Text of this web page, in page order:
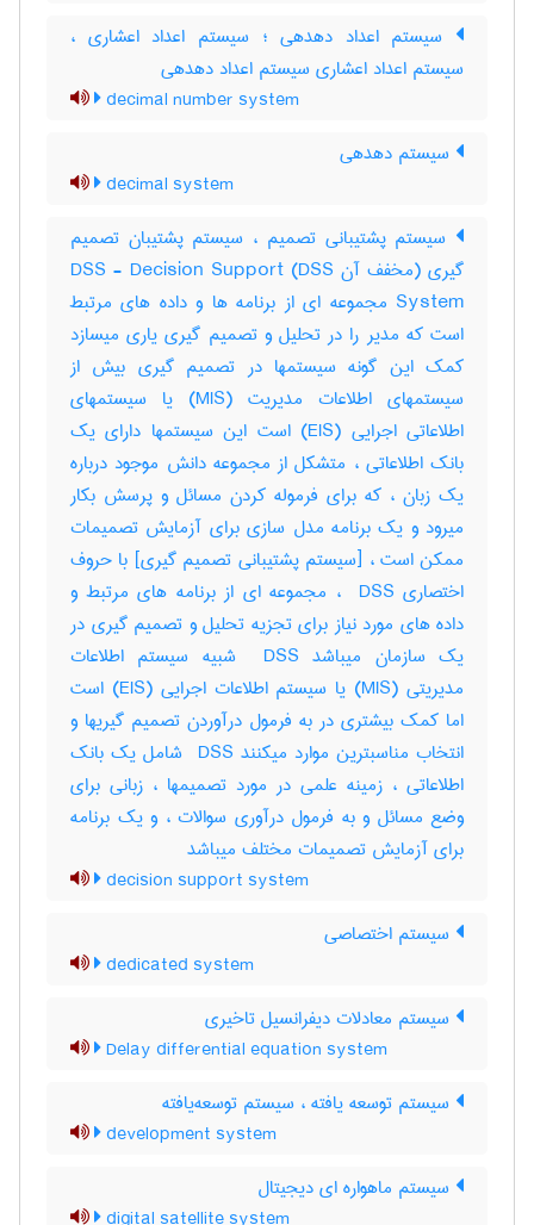
سیستم اعداد دهدهی ؛ سیستم اعداد اعشاری ،
سیستم اعداد اعشاری سیستم اعداد دهدهی
decimal number system
سیستم دهدهی
decimal system
سیستم پشتیبانی تصمیم ، سیستم پشتیبان تصمیم
گیری (مخفف آن DSS) DSS - Decision Support
System مجموعه ای از برنامه ها و داده های مرتبط
است که مدیر را در تحلیل و تصمیم گیری یاری میسازد
کمک این گونه سیستمها در تصمیم گیری بیش از
سیستمهای اطلاعات مدیریت (MIS) یا سیستمهای
اطلاعاتی اجرایی (EIS) است این سیستمها دارای یک
بانک اطلاعاتی ، متشکل از مجموعه دانش موجود درباره
یک زبان ، که برای فرموله کردن مسائل و پرسش بکار
میرود و یک برنامه مدل سازی برای آزمایش تصمیمات
ممکن است ، [سیستم پشتیبانی تصمیم گیری] با حروف
اختصاری ‎ DSS ، مجموعه ای از برنامه های مرتبط و
داده های مورد نیاز برای تجزیه تحلیل و تصمیم گیری در
یک سازمان میباشد ‎ DSS شبیه سیستم اطلاعات
مدیریتی (‎MIS) یا سیستم اطلاعات اجرایی (‎EIS) است
اما کمک بیشتری در به فرمول درآوردن تصمیم گیریها و
انتخاب مناسبترین موارد میکنند ‎ DSS شامل یک بانک
اطلاعاتی ، زمینه علمی در مورد تصمیمها ، زبانی برای
وضع مسائل و به فرمول درآوری سوالات ، و یک برنامه
برای آزمایش تصمیمات مختلف میباشد
decision support system
سیستم اختصاصی
dedicated system
سیستم معادلات دیفرانسیل تاخیری
Delay differential equation system
سیستم توسعه یافته ، سیستم توسعه‌یافته
development system
سیستم ماهواره ای دیجیتال